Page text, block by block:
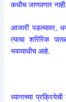
कधीच जाणवणार नाही.
आजारी पडल्यावर,
त्याचा शरिरिक
भवव्याधीच आहे.
ध्यानाच्या